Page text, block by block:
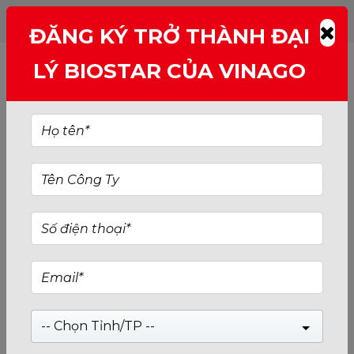
GIỚI THIỆU VỀ BIOSTAR: SỰ
LỰA CHỌN TUYỆT VỜI CHO
MAINBOARD VÀ LINH KIỆN
MÁY TÍNH
KHÁM PHÁ THẾ GIỚI CÔNG NGHỆ VỚI
BIOSTAR: SỰ LỰA CHỌN TUYỆT VỜI CHO
MAINBOARD VÀ LINH KIỆN MÁY TÍNH
Biostar Microtech International Corp. (hay
ĐĂNG KÝ TRỞ THÀNH ĐẠI
LÝ BIOSTAR CỦA VINAGO
-- Chọn Tỉnh/TP --